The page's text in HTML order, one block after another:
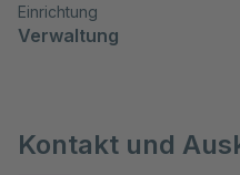
Einrichtung
Verwaltung
Kontakt und